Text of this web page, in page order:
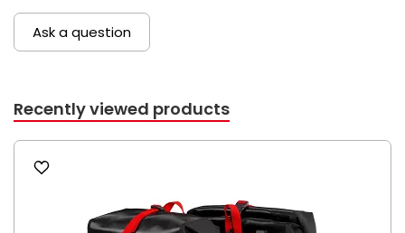
Ask a question
Recently viewed products